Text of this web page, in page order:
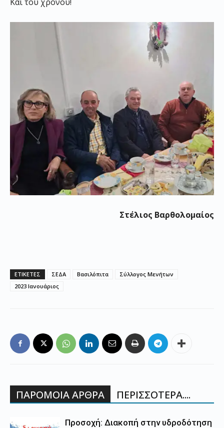
Στέλιος Βαρθολομαίος
ΕΤΙΚΕΤΕΣ ΣΕΔΑ Βασιλόπιτα
Σύλλογος Μενήτων
2023 Ιανουάριος
ΠΑΡΟΜΟΙΑ ΑΡΘΡΑ ΠΕΡΙΣΣΟΤΕΡΑ....
Προσοχή: Διακοπή στην υδροδότηση